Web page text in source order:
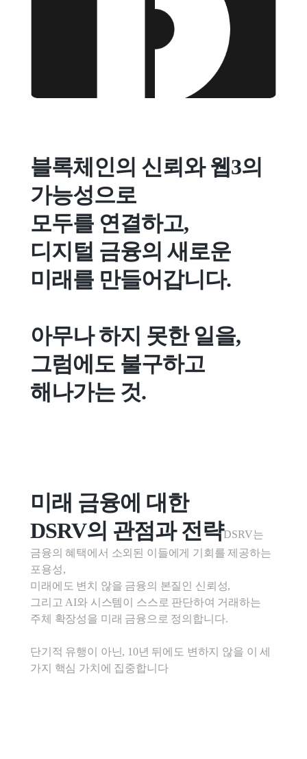
블록체인의 신뢰와 웹3의
가능성으로
모두를 연결하고,
디지털 금융의 새로운
미래를 만들어갑니다.
아무나 하지 못한 일을,
그럼에도 불구하고
해나가는 것.
미래 금융에 대한
DSRV의 관점과 전략DSRV는
금융의 혜택에서 소외된 이들에게 기회를 제공하는
포용성,
미래에도 변치 않을 금융의 본질인 신뢰성,
그리고 AI와 시스템이 스스로 판단하여 거래하는
주체 확장성을 미래 금융으로 정의합니다.
단기적 유행이 아닌, 10년 뒤에도 변하지 않을 이 세
가지 핵심 가치에 집중합니다